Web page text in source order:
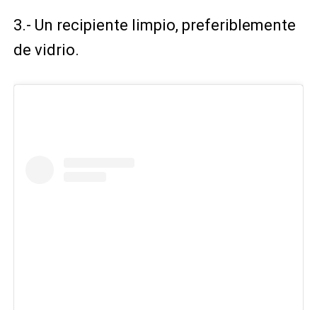
3.- Un recipiente limpio, preferiblemente
de vidrio.